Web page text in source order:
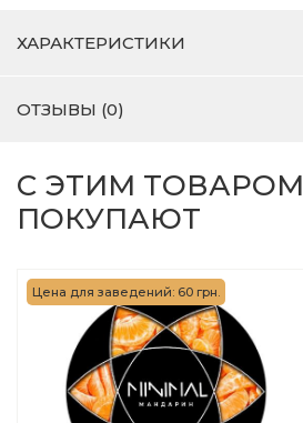
ХАРАКТЕРИСТИКИ
ОТЗЫВЫ (0)
С ЭТИМ ТОВАРОМ
ПОКУПАЮТ
Цена для заведений: 60 грн.